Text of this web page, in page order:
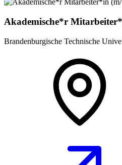
Akademische*r
Brandenburgische Technische